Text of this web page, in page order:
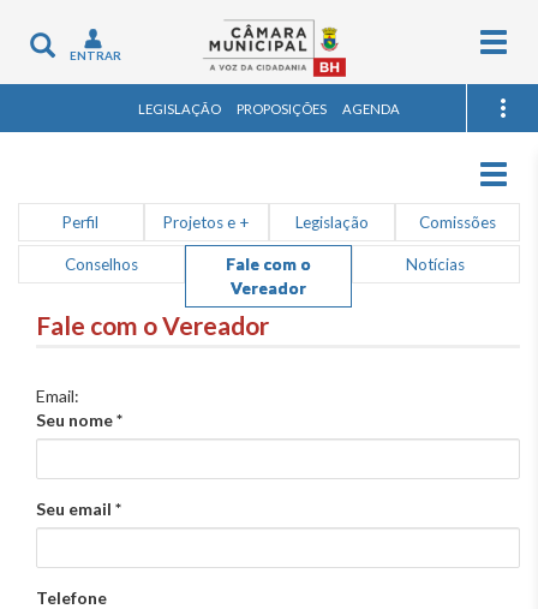
Toggle
navigation
ENTRAR
LEGISLAÇÃO PROPOSIÇÕES AGENDA
Perfil Projetos e + Legislação Comissões
Conselhos
Fale com o
Vereador
Notícias
Fale com o Vereador
Email:
Seu nome*
Seu email *
Telefone